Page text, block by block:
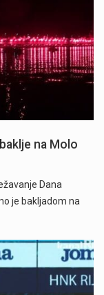
na Molo
Dana
je bakljadom na